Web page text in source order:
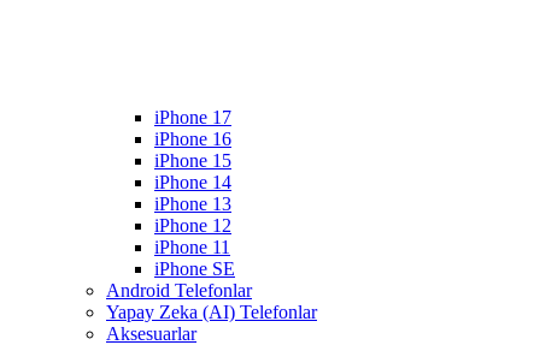
iPhone 17
iPhone 16
iPhone 15
iPhone 14
iPhone 13
iPhone 12
iPhone 11
iPhone SE
Android Telefonlar
Yapay Zeka (AI) Telefonlar
Aksesuarlar